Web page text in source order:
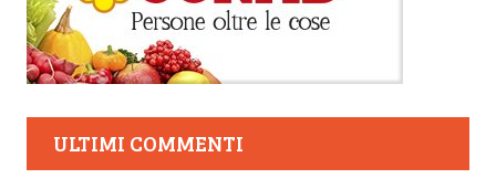
ULTIMI COMMENTI